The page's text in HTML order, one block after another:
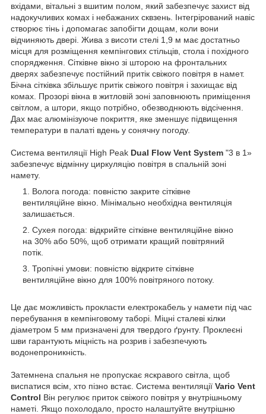
вхідами, вітальні з вшитим полом, який забезпечує захист від
надокучливих комах і небажаних сквзень. Інтегрірований навіс
створює тінь і допомагає запобігти дощам, коли вони
відчиняють двері. Жива з висоти стелі 1,9 м має достатньо
місця для розміщення кемпінгових стільців, стола і похідного
спорядження. Сітківне вікно зі шторою на фронтальних
дверях забезпечує постійний притік свіжого повітря в намет.
Бічна сітківка збільшує притік свіжого повітря і захищає від
комах. Прозорі вікна в житловій зоні заповнюють приміщення
світлом, а штори, якщо потрібно, обезводнюють відсічення.
Дах має алюмінізуюче покриття, яке зменшує підвищення
температури в палаті вдень у сонячну погоду.
Система вентиляції High Peak Dual Flow Vent System "3 в 1»
забезпечує відмінну циркуляцію повітря в спальній зоні
намету.
Волога погода: повністю закрите сітківне
вентиляційне вікно. Мінімально необхідна вентиляція
залишається.
Сухея погода: відкрийте сітківне вентиляційне вікно
на 30% або 50%, щоб отримати кращий повітряний
потік.
Тропічні умови: повністю відкрите сітківне
вентиляційне вікно для 100% повітряного потоку.
Це дає можливість прокласти електрокабель у намети під час
перебування в кемпінговому таборі. Міцні сталеві кілки
діаметром 5 мм призначені для твердого ґрунту. Проклеєні
шви гарантують міцність на розрив і забезпечують
водонепроникність.
Затемнена спальня не пропускає яскравого світла, щоб
виспатися всім, хто пізно встає. Система вентиляції Vario Vent
Control Він регулює приток свіжого повітря у внутрішньому
наметі. Якщо похолодало, просто налаштуйте внутрішню